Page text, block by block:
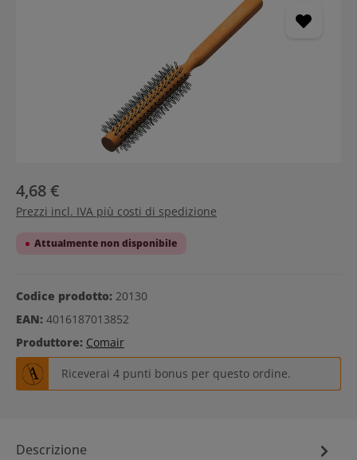
4,68 €
Prezzi incl. IVA più costi di spedizione
Attualmente non disponibile
Codice prodotto: 20130
EAN: 4016187013852
Produttore: Comair
Riceverai 4 punti bonus per questo ordine.
Descrizione